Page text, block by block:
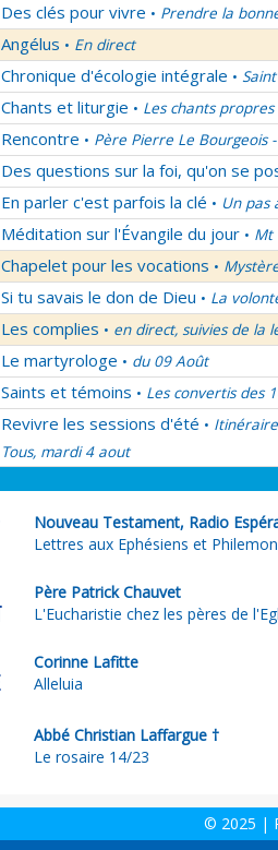
Des clés pour vivre • Prendre la
Angélus • En direct
Chronique d'écologie intégrale •
Chants et liturgie • Les chants
Rencontre • Père Pierre Le Bourgeois
Des questions sur la foi, qu'on se
En parler c'est parfois la clé • Un pas
Méditation sur l'Évangile du jour • Mt
Chapelet pour les vocations •
Si tu savais le don de Dieu • La
Les complies • en direct, suivies de la
Le martyrologe • du 09 Août
Saints et témoins • Les convertis des
Revivre les sessions d'été •
Tous, mardi 4 aout
Nouveau Testament, Radio
Lettres aux Ephésiens et Philemon
Père Patrick Chauvet
L'Eucharistie chez les pères de
Corinne Lafitte
Alleluia
Abbé Christian Laffargue †
Le rosaire 14/23
© 2025 |